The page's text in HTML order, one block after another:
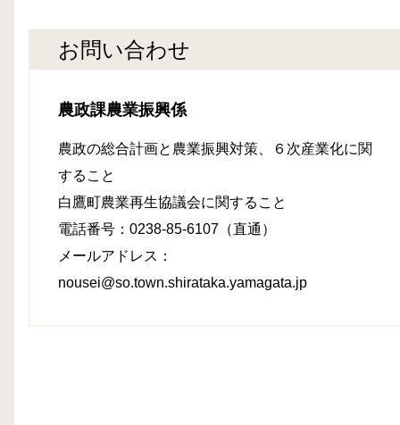
お問い合わせ
農政課農業振興係
農政の総合計画と農業振興対策、６次産業化に関
すること
白鷹町農業再生協議会に関すること
電話番号：0238-85-6107（直通）
メールアドレス：
nousei@so.town.shirataka.yamagata.jp